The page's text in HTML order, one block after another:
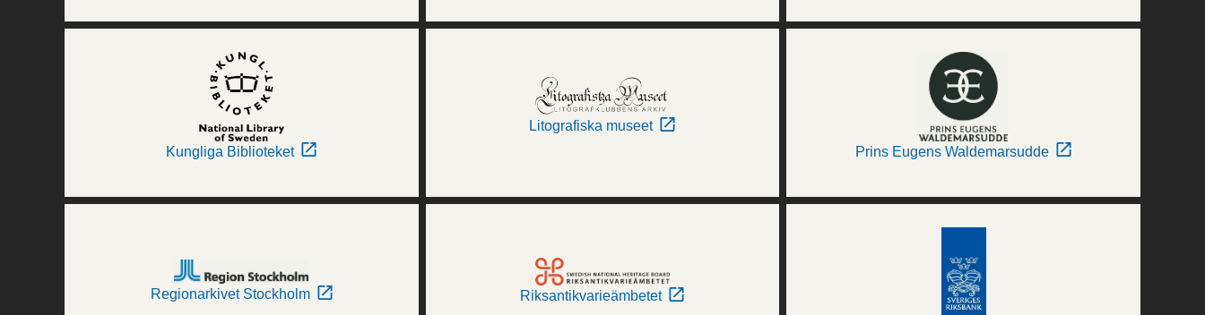
Kungliga Biblioteket
Litografiska museet
Prins Eugens Waldemarsudde
Regionarkivet Stockholm Riksantikvarieämbetet